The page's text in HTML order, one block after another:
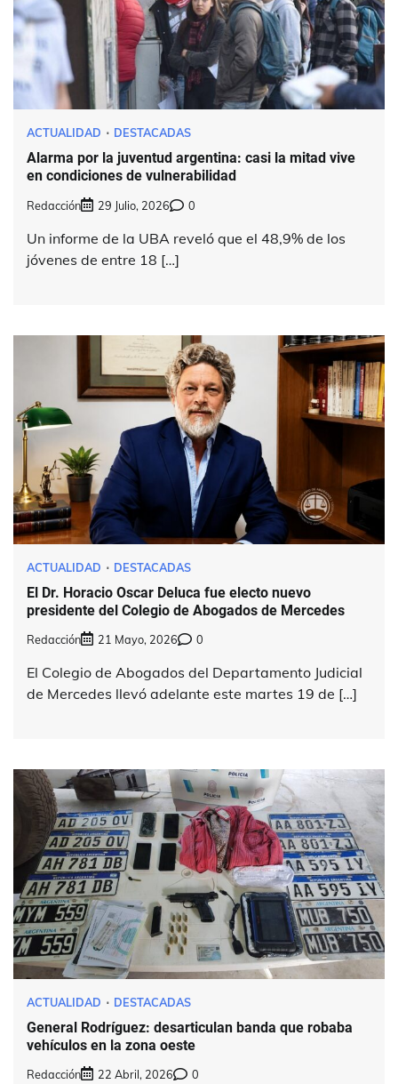
ACTUALIDAD DESTACADAS
Alarma por la juventud argentina: casi la mitad vive
en condiciones de vulnerabilidad
Redacción 29 Julio, 2026 0
Un informe de la UBA reveló que el 48,9% de los
jóvenes de entre 18 […]
ACTUALIDAD DESTACADAS
El Dr. Horacio Oscar Deluca fue electo nuevo
presidente del Colegio de Abogados de Mercedes
Redacción 21 Mayo, 2026 0
El Colegio de Abogados del Departamento Judicial
de Mercedes llevó adelante este martes 19 de […]
ACTUALIDAD DESTACADAS
General Rodríguez: desarticulan banda que robaba
vehículos en la zona oeste
Redacción 22 Abril, 2026 0